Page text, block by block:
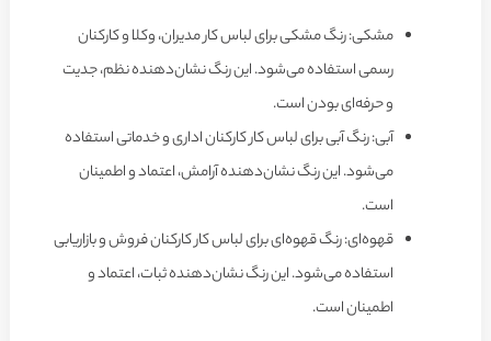
مشکی: رنگ مشکی برای لباس کار مدیران، وکلا و کارکنان
رسمی استفاده می‌شود. این رنگ نشان‌دهنده نظم، جدیت
و حرفه‌ای بودن است.
آبی: رنگ آبی برای لباس کار کارکنان اداری و خدماتی استفاده
می‌شود. این رنگ نشان‌دهنده آرامش، اعتماد و اطمینان
است.
قهوه‌ای: رنگ قهوه‌ای برای لباس کار کارکنان فروش و بازاریابی
استفاده می‌شود. این رنگ نشان‌دهنده ثبات، اعتماد و
اطمینان است.